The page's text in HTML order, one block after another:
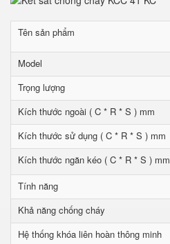
Tên sản phẩm
Model
Trọng lượng
Kích thước ngoài ( C * R * S ) mm
Kích thước sử dụng ( C * R * S ) mm
Kích thước ngăn kéo ( C * R * S ) mm
Tính năng
Khả năng chống cháy
Hệ thống khóa liên hoàn thông minh